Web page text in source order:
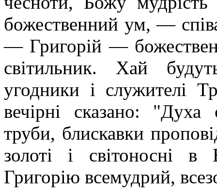
божественний ум, —
— Григорій —
світильник. Хай
угодники і служителі
вечірні сказано: "Духа
труби, блискавки
золоті і світоносні в
Григорію всемудрий,